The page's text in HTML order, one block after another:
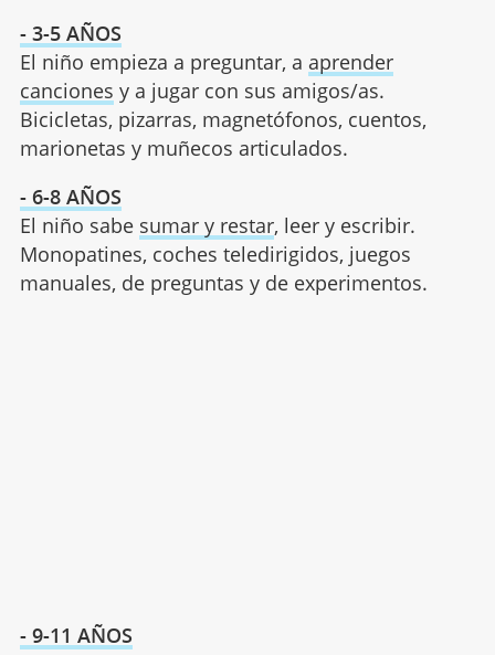
- 3-5 AÑOS
El niño empieza a preguntar, a aprender
canciones y a jugar con sus amigos/as.
Bicicletas, pizarras, magnetófonos, cuentos,
marionetas y muñecos articulados.
- 6-8 AÑOS
El niño sabe sumar y restar, leer y escribir.
Monopatines, coches teledirigidos, juegos
manuales, de preguntas y de experimentos.
- 9-11 AÑOS